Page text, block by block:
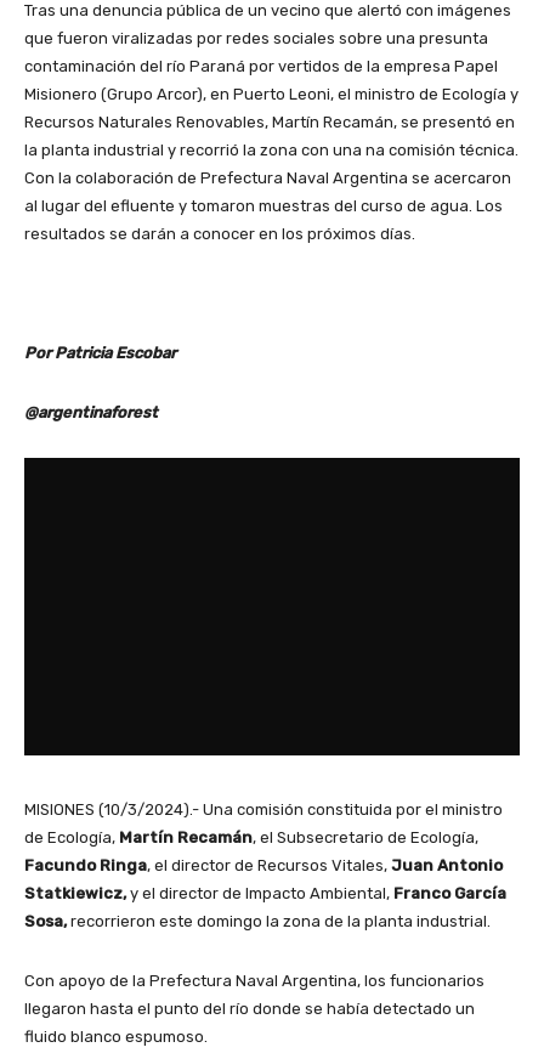
Tras una denuncia pública de un vecino que alertó con imágenes
que fueron viralizadas por redes sociales sobre una presunta
contaminación del río Paraná por vertidos de la empresa Papel
Misionero (Grupo Arcor), en Puerto Leoni, el ministro de Ecología y
Recursos Naturales Renovables, Martín Recamán, se presentó en
la planta industrial y recorrió la zona con una na comisión técnica.
Con la colaboración de Prefectura Naval Argentina se acercaron
al lugar del efluente y tomaron muestras del curso de agua. Los
resultados se darán a conocer en los próximos días.
Por Patricia Escobar
@argentinaforest
MISIONES (10/3/2024).- Una comisión constituida por el ministro
de Ecología, Martín Recamán, el Subsecretario de Ecología,
Facundo Ringa, el director de Recursos Vitales, Juan Antonio
Statkiewicz,y el director de Impacto Ambiental, Franco García
Sosa,recorrieron este domingo la zona de la planta industrial.
Con apoyo de la Prefectura Naval Argentina, los funcionarios
llegaron hasta el punto del río donde se había detectado un
fluido blanco espumoso.